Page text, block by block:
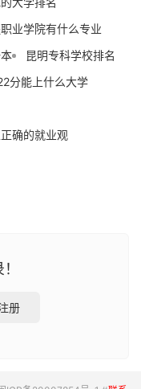
业学院有什么专业
昆明专科学校排名
分能上什么大学
确的就业观
册